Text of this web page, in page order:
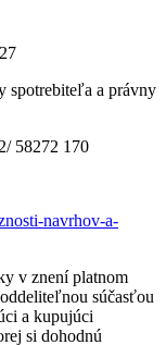
spotrebiteľa a právny
58272 170
navrhov-a-
v znení platnom
súčasťou
a kupujúci
si dohodnú